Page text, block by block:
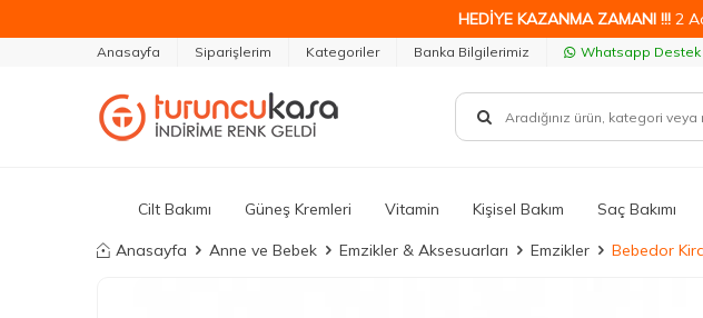
HEDİYE KAZANMA ZAMANI !!! 2
Anasayfa Siparişlerim Kategoriler Banka Bilgilerimiz Whatsapp Destek
Cilt Bakımı Güneş Kremleri Vitamin Kişisel Bakım Saç Bakımı
Anasayfa Anne ve Bebek Emzikler & Aksesuarları Emzikler Bebedor